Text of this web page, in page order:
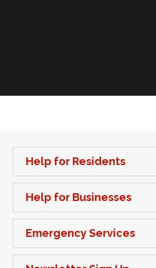
Help for Residents
Help for Businesses
Emergency Services